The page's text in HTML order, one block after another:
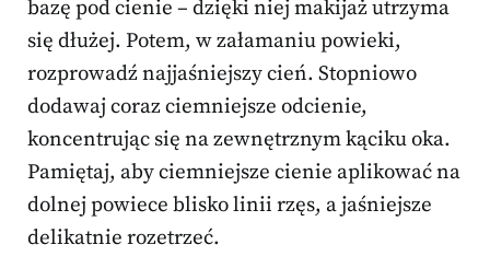
bazę pod cienie – dzięki niej makijaż utrzyma
się dłużej. Potem, w załamaniu powieki,
rozprowadź najjaśniejszy cień. Stopniowo
dodawaj coraz ciemniejsze odcienie,
koncentrując się na zewnętrznym kąciku oka.
Pamiętaj, aby ciemniejsze cienie aplikować na
dolnej powiece blisko linii rzęs, a jaśniejsze
delikatnie rozetrzeć.